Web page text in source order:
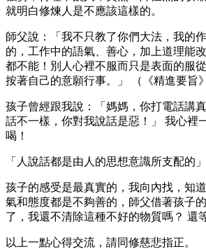
就明白修煉人是不應該這樣的。
師父說：「我不只教了你們大法，我的
的，工作中的語氣、善心，加上道理能
都不能！別人心裡不服而只是表面的服
按著自己的意願行事。」 （《精進要旨
孩子曾經跟我說：「媽媽，你打電話講
話不一樣，你對我說話是惡！」 我心裡
喝！
「人說話都是由人的思想意識所支配的
孩子的感受是最真實的，我向內找，知
氣和態度都是不夠善的，師父借著孩子
了，我還不清除這種不好的物質嗎？ 還
以上一點心得交流，請同修慈悲指正。